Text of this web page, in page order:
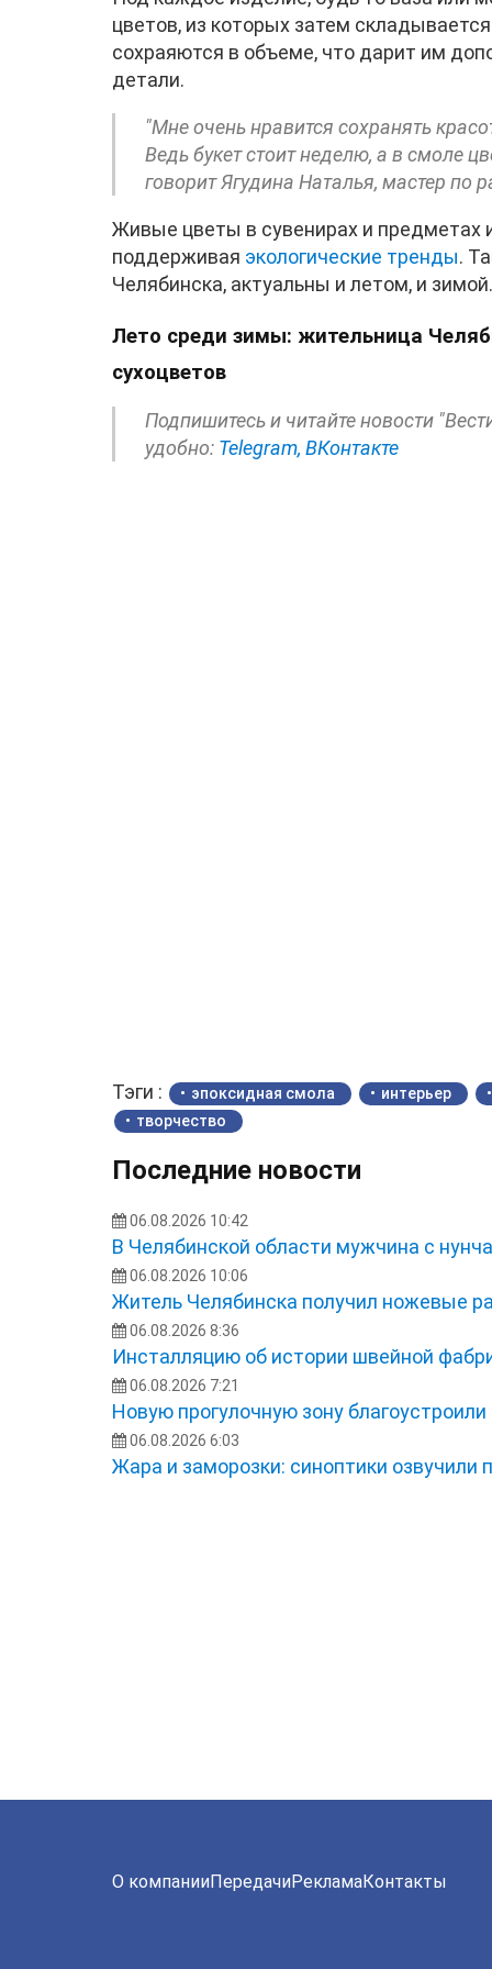
цветов, из которых затем
сохраяются в объеме, что дарит им
детали.
"Мне очень нравится сохранять
Ведь букет стоит неделю, а в смоле
говорит Ягудина Наталья, мастер по
Живые цветы в сувенирах и предметах
поддерживая экологические тренды.
Челябинска, актуальны и летом, и
Лето среди зимы: жительница
сухоцветов
Подпишитесь и читайте новости
удобно: Telegram, ВКонтакте
Тэги : эпоксидная смола интерьер
творчество
Последние новости
06.08.2026 10:42
В Челябинской области мужчина с
06.08.2026 10:06
Житель Челябинска получил ножевые
06.08.2026 8:36
Инсталляцию об истории швейной
06.08.2026 7:21
Новую прогулочную зону
06.08.2026 6:03
Жара и заморозки: синоптики озвучили
О компанииПередачиРекламаКонтакты